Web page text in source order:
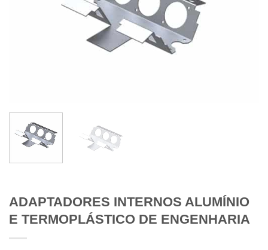
ADAPTADORES INTERNOS ALUMÍNIO
E TERMOPLÁSTICO DE ENGENHARIA